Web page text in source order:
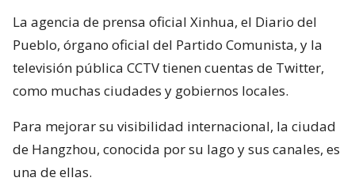
La agencia de prensa oficial Xinhua, el Diario del
Pueblo, órgano oficial del Partido Comunista, y la
televisión pública CCTV tienen cuentas de Twitter,
como muchas ciudades y gobiernos locales.
Para mejorar su visibilidad internacional, la ciudad
de Hangzhou, conocida por su lago y sus canales, es
una de ellas.